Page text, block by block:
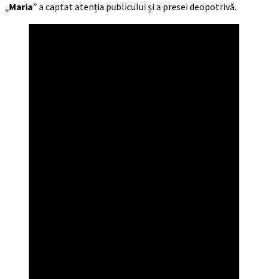
„Maria” a captat atenția publicului și a presei deopotrivă.